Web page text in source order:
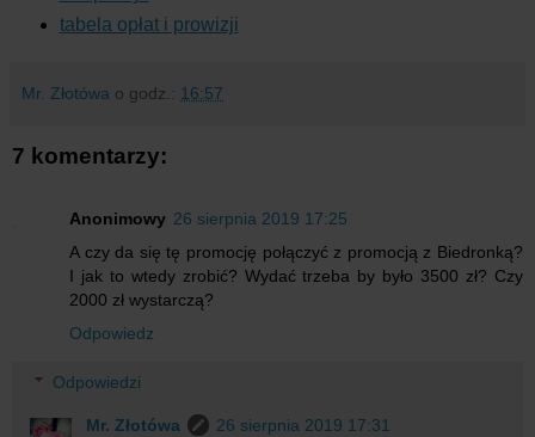
tabela opłat i prowizji
Mr. Złotówa o godz.: 16:57
7 komentarzy:
Anonimowy 26 sierpnia 2019 17:25
A czy da się tę promocję połączyć z promocją z Biedronką?
I jak to wtedy zrobić? Wydać trzeba by było 3500 zł? Czy
2000 zł wystarczą?
Odpowiedz
Odpowiedzi
Mr. Złotówa
26 sierpnia 2019 17:31